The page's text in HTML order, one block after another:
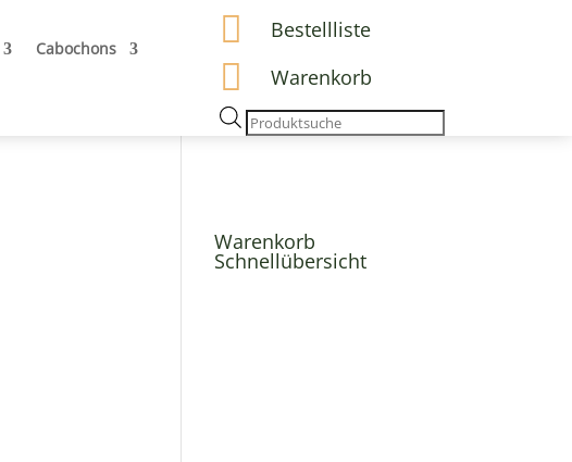
Cabochons
 Bestellliste
 Warenkorb
Products
search
Warenkorb
Schnellübersicht